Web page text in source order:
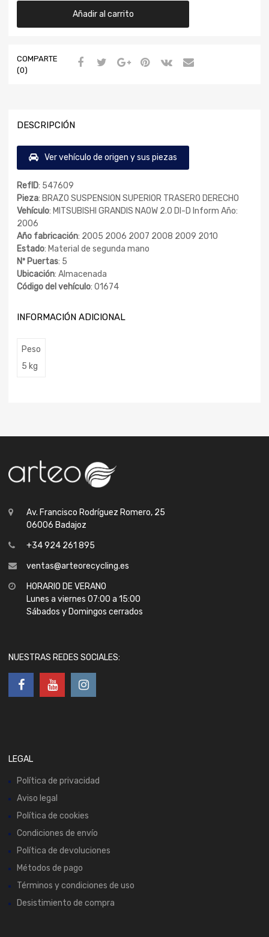
Añadir al carrito
COMPARTE
(0)
DESCRIPCIÓN
Ver vehículo de origen y sus piezas
RefID: 547609
Pieza: BRAZO SUSPENSION SUPERIOR TRASERO DERECHO
Vehículo: MITSUBISHI GRANDIS NA0W 2.0 DI-D Inform Año:
2006
Año fabricación: 2005 2006 2007 2008 2009 2010
Estado: Material de segunda mano
Nº Puertas: 5
Ubicación: Almacenada
Código del vehículo: 01674
INFORMACIÓN ADICIONAL
Peso
5 kg
Av. Francisco Rodríguez Romero, 25
06006 Badajoz
+34 924 261 895
ventas@arteorecycling.es
HORARIO DE VERANO
Lunes a viernes 07:00 a 15:00
Sábados y Domingos cerrados
NUESTRAS REDES SOCIALES:
LEGAL
Política de privacidad
Aviso legal
Política de cookies
Condiciones de envío
Política de devoluciones
Métodos de pago
Términos y condiciones de uso
Desistimiento de compra